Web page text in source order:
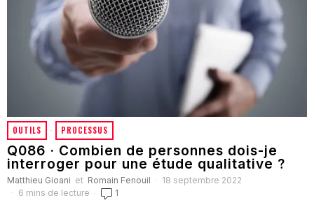
OUTILS · PROCESSUS
Q086 · Combien de personnes dois-je
interroger pour une étude qualitative ?
Matthieu Gioani et Romain Fenouil
18 septembre 2022
6 mins de lecture
1